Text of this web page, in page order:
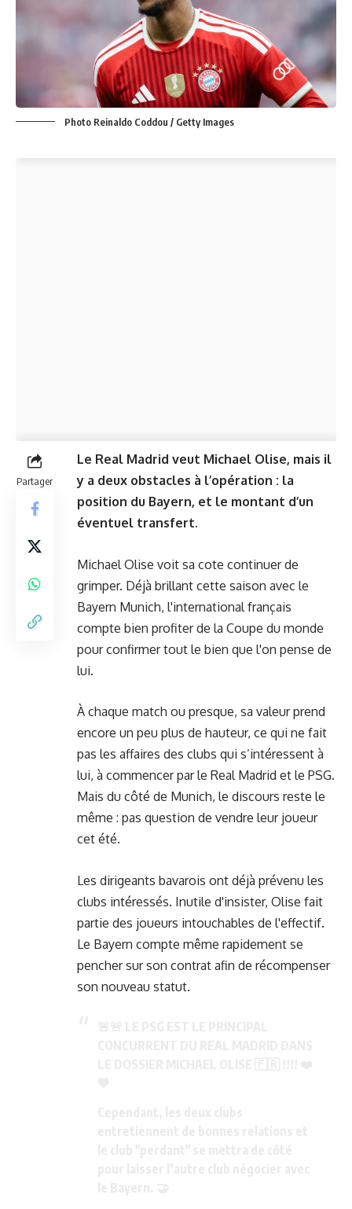
Photo Reinaldo Coddou / Getty Images
Partager
Le Real Madrid veut Michael Olise, mais il
y a deux obstacles à l’opération : la
position du Bayern, et le montant d’un
éventuel transfert.
Michael Olise voit sa cote continuer de
grimper. Déjà brillant cette saison avec le
Bayern Munich, l'international français
compte bien profiter de la Coupe du monde
pour confirmer tout le bien que l'on pense de
lui.
À chaque match ou presque, sa valeur prend
encore un peu plus de hauteur, ce qui ne fait
pas les affaires des clubs qui s’intéressent à
lui, à commencer par le Real Madrid et le PSG.
Mais du côté de Munich, le discours reste le
même : pas question de vendre leur joueur
cet été.
Les dirigeants bavarois ont déjà prévenu les
clubs intéressés. Inutile d'insister, Olise fait
partie des joueurs intouchables de l'effectif.
Le Bayern compte même rapidement se
pencher sur son contrat afin de récompenser
son nouveau statut.